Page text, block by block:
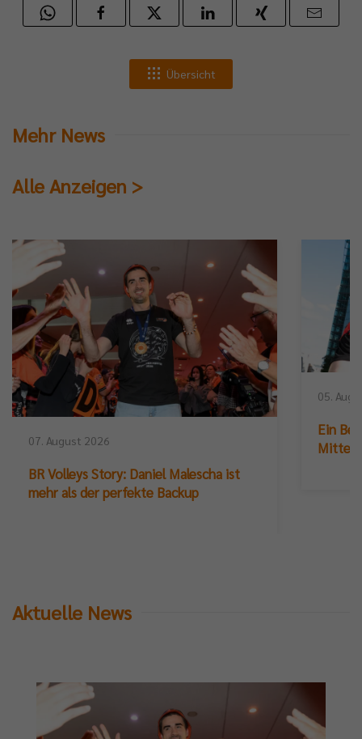
Übersicht
Mehr News
Alle Anzeigen >
07. August 2026
BR Volleys Story: Daniel Malescha ist
mehr als der perfekte Backup
05.
Ein
Aktuelle News